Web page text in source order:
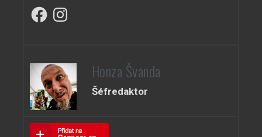
FacebookInstagram
Honza Švanda
Šéfredaktor